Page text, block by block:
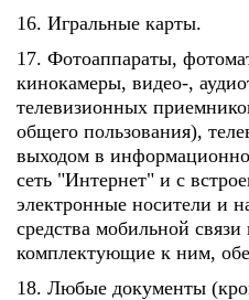
16. Игральные карты.
17. Фотоаппараты,
кинокамеры, видео-,
телевизионных
общего пользования),
выходом в
сеть "Интернет" и с
электронные носители и
средства мобильной
комплектующие к ним,
18. Любые документы